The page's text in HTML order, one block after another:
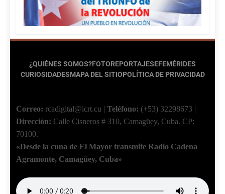
¿QUIÉNES SOMOS?FOTOREPORTAJESEFEMÉRIDES
CURIOSIDADESMAPA DEL SITIOPOLÍTICA DE PRIVACIDAD
Correo: rcadigital@icrt.cu | Teléfono: (+53) 32298673 |
Dirección: Calle Cisneros # 310, Camagüey, Cuba. CP:
70100.
«Desde la cuna de El Mayor transmite Radio Cadena
Agramonte, Camagüey, Cuba»